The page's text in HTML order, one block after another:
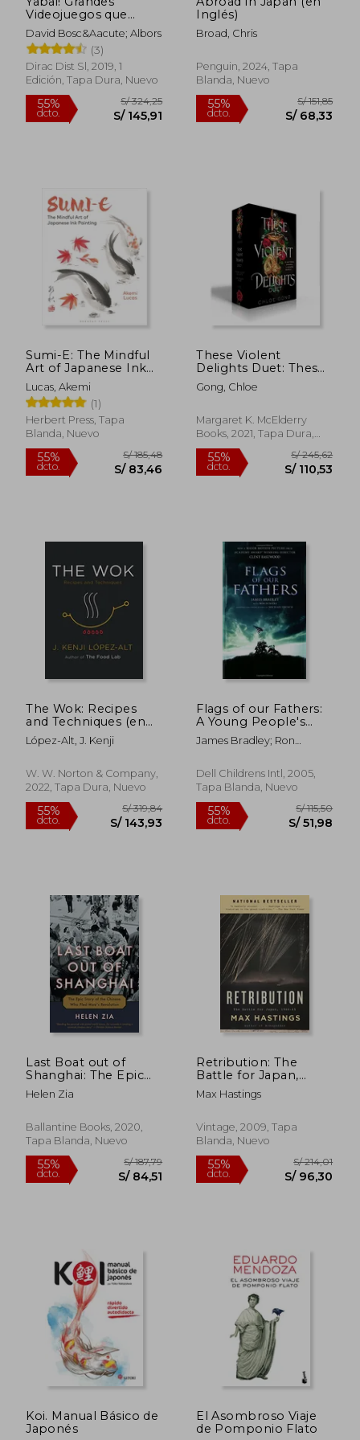
50%
dcto. S/ 315,93
40%
dcto.
Videojuegos que
Quedaron en Japon
David Bosc&Aacute; Albors
(3)
Dirac Dist Sl, 2019, 1
Edición, Tapa Dura, Nuevo
55%
dcto.
S/ 324,25
S/ 145,91
Inglés)
Broad, Chris
Penguin, 2024, Tapa
Blanda, Nuevo
55%
dcto.
Sumi-E: The Mindful
Art of Japanese Ink
Painting (en Inglés)
Lucas, Akemi
(1)
Herbert Press, Tapa
Blanda, Nuevo
55%
dcto. S/ 83,46
These Violent
Delights Duet: These
Violent Delights; Our
Violent Ends (en
Gong, Chloe
Margaret K. McElderry
Books, 2021, Tapa Dura,
Nuevo
55%
dcto.
The Wok: Recipes
and Techniques (en
Inglés)
López-Alt, J. Kenji
W. W. Norton & Company,
2022, Tapa Dura, Nuevo
Flags of our Fathers:
A Young People's
Edition (en Inglés)
James Bradley; Ron
Dell Childrens Intl, 2005,
Tapa Blanda, Nuevo
Last Boat out of
Shanghai: The Epic
Story of the Chinese
who Fled Mao's
Inglés)
Helen Zia
Ballantine Books, 2020,
Tapa Blanda, Nuevo
Retribution: The
Battle for Japan,
1944-45 (Vintage) (en
Inglés)
Max Hastings
Vintage, 2009, Tapa
Blanda, Nuevo
Koi. Manual Básico de
Japonés
El Asombroso Viaje
de Pomponio Flato